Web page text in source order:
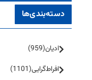
دسته‌بندی‌ها
ادیان(959)
افراط‌گرایی(1101)